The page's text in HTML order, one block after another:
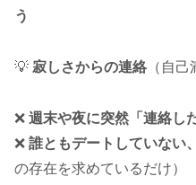
う
💡 寂しさからの連絡 （自
❌ 週末や夜に突然「連絡し
❌ 誰ともデートしていない
の存在を求めているだけ）